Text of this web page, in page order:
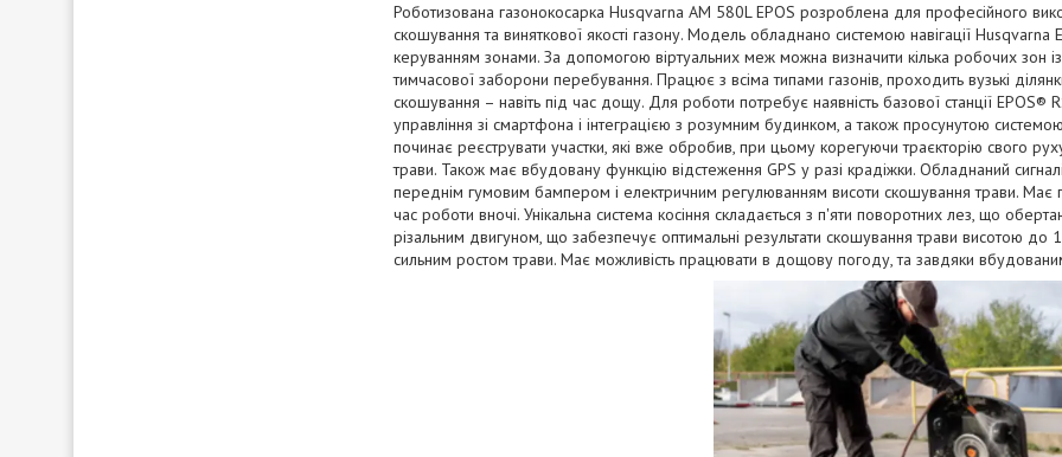
Роботизована газонокосарка Husqvarna AM 580L EPOS розроблена для професійного
скошування та виняткової якості газону. Модель обладнано системою навігації
керуванням зонами. За допомогою віртуальних меж можна визначити кілька робочих зон
тимчасової заборони перебування. Працює з всіма типами газонів, проходить вузькі
скошування – навіть під час дощу. Для роботи потребує наявність базової станції
управління зі смартфона і інтеграцією з розумним будинком, а також просунутою
починає реєструвати участки, які вже обробив, при цьому корегуючи траєкторію свого
трави. Також має вбудовану функцію відстеження GPS у разі крадіжки. Обладнаний
переднім гумовим бампером і електричним регулюванням висоти скошування трави. Має
час роботи вночі. Унікальна система косіння складається з п'яти поворотних лез, що
різальним двигуном, що забезпечує оптимальні результати скошування трави висотою
сильним ростом трави. Має можливість працювати в дощову погоду, та завдяки